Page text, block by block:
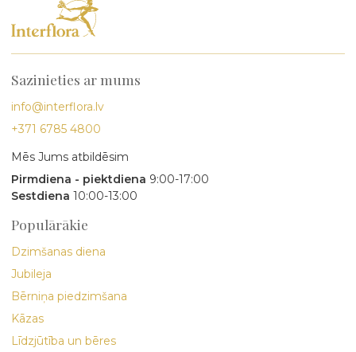
Sazinieties ar mums
info@interflora.lv
+371 6785 4800
Mēs Jums atbildēsim
Pirmdiena - piektdiena 9:00-17:00
Sestdiena 10:00-13:00
Populārākie
Dzimšanas diena
Jubileja
Bērniņa piedzimšana
Kāzas
Līdzjūtība un bēres